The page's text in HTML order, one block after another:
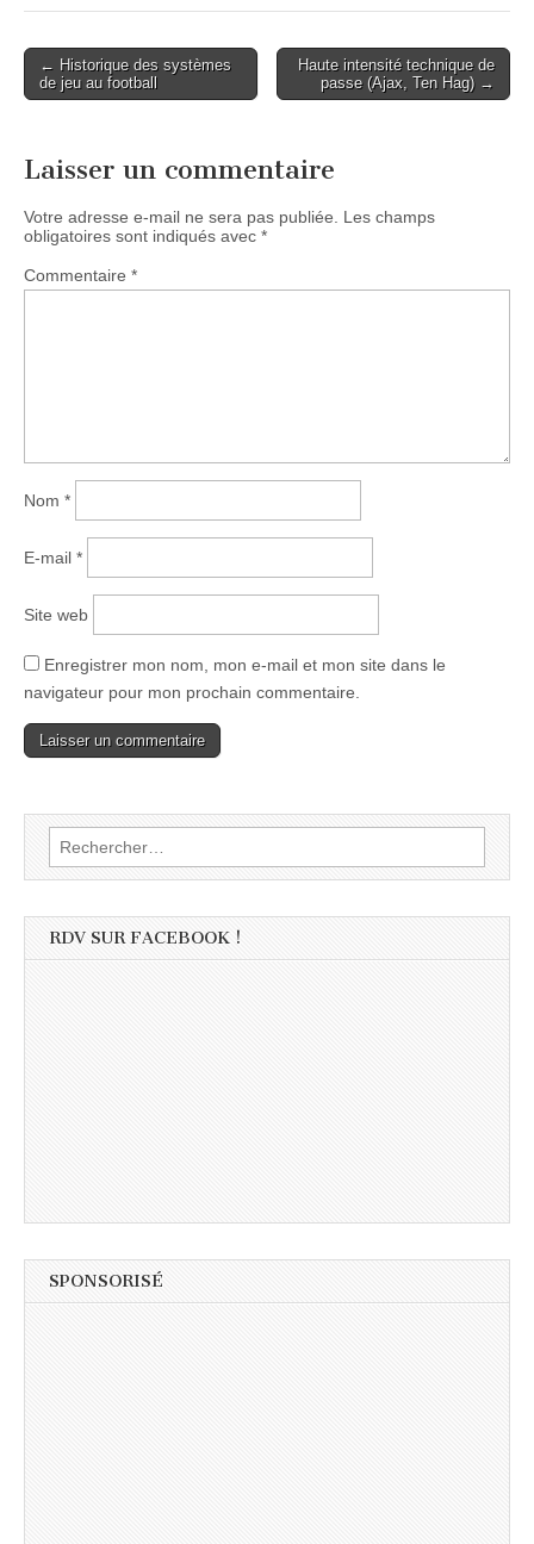
Post
navigation
← Historique des systèmes
de jeu au football
Haute intensité technique de
passe (Ajax, Ten Hag) →
Laisser un commentaire
Votre adresse e-mail ne sera pas publiée.
Les champs
obligatoires sont indiqués avec *
Commentaire *
Nom *
E-mail *
Site web
Enregistrer mon nom, mon e-mail et mon site dans le
navigateur pour mon prochain commentaire.
Rechercher :
RDV SUR FACEBOOK !
SPONSORISÉ